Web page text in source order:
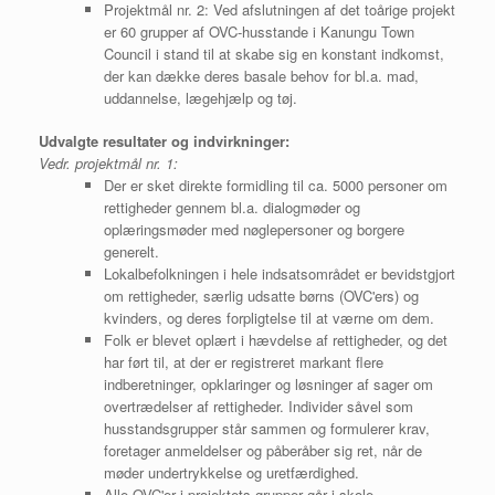
Projektmål nr. 2: Ved afslutningen af det toårige projekt
er 60 grupper af OVC-husstande i Kanungu Town
Council i stand til at skabe sig en konstant indkomst,
der kan dække deres basale behov for bl.a. mad,
uddannelse, lægehjælp og tøj.
Udvalgte resultater og indvirkninger:
Vedr. projektmål nr. 1:
Der er sket direkte formidling til ca. 5000 personer om
rettigheder gennem bl.a. dialogmøder og
oplæringsmøder med nøglepersoner og borgere
generelt.
Lokalbefolkningen i hele indsatsområdet er bevidstgjort
om rettigheder, særlig udsatte børns (OVC'ers) og
kvinders, og deres forpligtelse til at værne om dem.
Folk er blevet oplært i hævdelse af rettigheder, og det
har ført til, at der er registreret markant flere
indberetninger, opklaringer og løsninger af sager om
overtrædelser af rettigheder. Individer såvel som
husstandsgrupper står sammen og formulerer krav,
foretager anmeldelser og påberåber sig ret, når de
møder undertrykkelse og uretfærdighed.